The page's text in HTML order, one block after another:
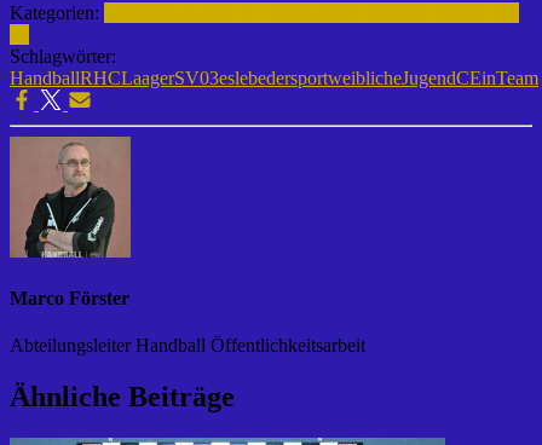
Kategorien:
Schlagwörter:
HandballRHCLaagerSV03eslebedersportweiblicheJugendCEinTeam
Marco Förster
Abteilungsleiter Handball Öffentlichkeitsarbeit
Ähnliche Beiträge